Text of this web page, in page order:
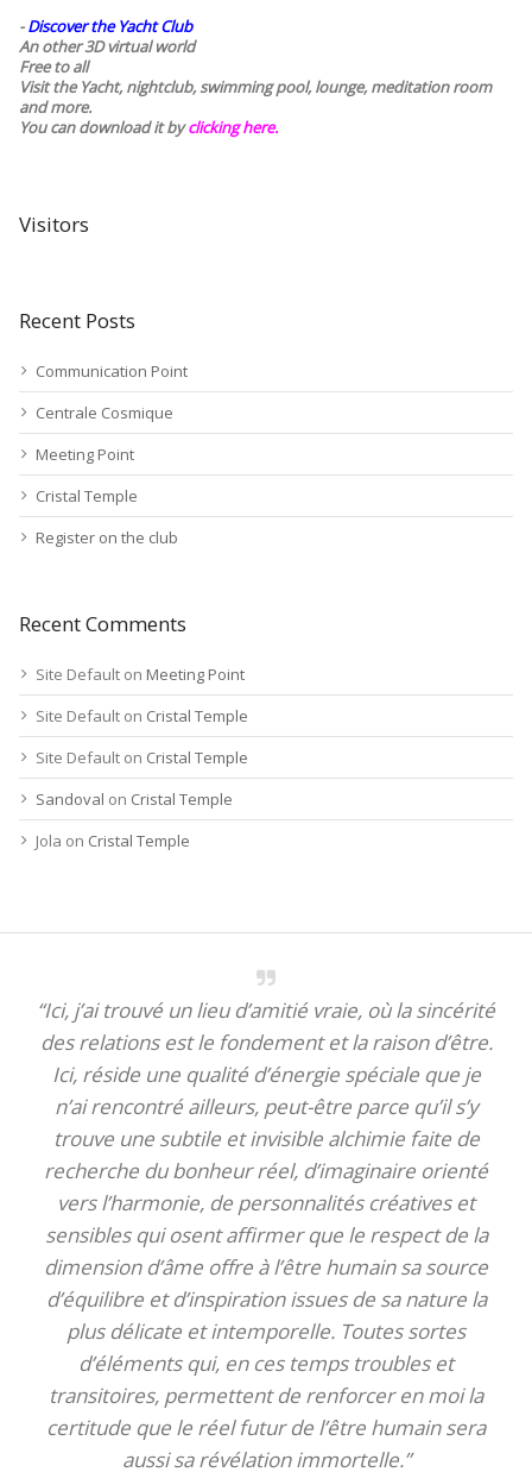
-Discover the Yacht Club
An other 3D virtual world
Free to all
Visit the Yacht, nightclub, swimming pool, lounge, meditation room
and more.
You can download it byclicking here.
Visitors
Recent Posts
Communication Point
Centrale Cosmique
Meeting Point
Cristal Temple
Register on the club
Recent Comments
Site Default on Meeting Point
Site Default on Cristal Temple
Site Default on Cristal Temple
Sandoval on Cristal Temple
Jola on Cristal Temple
“Ici, j’ai trouvé un lieu d’amitié vraie, où la sincérité
des relations est le fondement et la raison d’être.
Ici, réside une qualité d’énergie spéciale que je
n’ai rencontré ailleurs, peut-être parce qu’il s’y
trouve une subtile et invisible alchimie faite de
recherche du bonheur réel, d’imaginaire orienté
vers l’harmonie, de personnalités créatives et
sensibles qui osent affirmer que le respect de la
dimension d’âme offre à l’être humain sa source
d’équilibre et d’inspiration issues de sa nature la
plus délicate et intemporelle. Toutes sortes
d’éléments qui, en ces temps troubles et
transitoires, permettent de renforcer en moi la
certitude que le réel futur de l’être humain sera
aussi sa révélation immortelle.”